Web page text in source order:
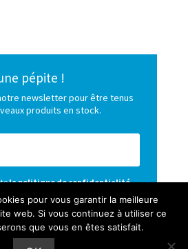
pépite !
newsletter pour être tenus
produits en stock.
la politique de confidentialité
S’ABONNER
pour vous garantir la meilleure
web. Si vous continuez à utiliser ce
que vous en êtes satisfait.